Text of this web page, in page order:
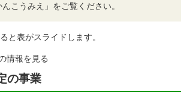
んこうみえ」をご覧ください。
と表がスライドします。
情報を見る
の事業